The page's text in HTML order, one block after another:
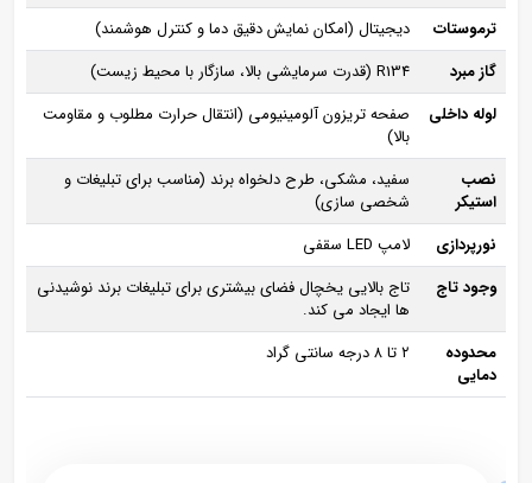
ترموستات
دیجیتال (امکان نمایش دقیق دما و کنترل هوشمند)
گاز مبرد
R134 (قدرت سرمایشی بالا، سازگار با محیط ‌زیست)
لوله داخلی
صفحه تریزون آلومینیومی (انتقال حرارت مطلوب و مقاومت
بالا)
نصب
استیکر
سفید، مشکی، طرح دلخواه برند (مناسب برای تبلیغات و
شخصی‌ سازی)
نورپردازی
لامپ LED سقفی
وجود تاج
تاج بالایی یخچال فضای بیشتری برای تبلیغات برند نوشیدنی‌
ها ایجاد می‌ کند.
محدوده
دمایی
۲ تا ۸ درجه سانتی‌ گراد